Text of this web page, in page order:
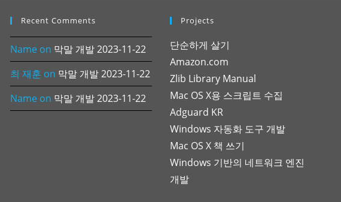
Recent Comments
Name on 막말 개발 2023-11-22
최 재훈 on 막말 개발 2023-11-22
Name on 막말 개발 2023-11-22
Projects
단순하게 살기
Amazon.com
Zlib Library Manual
Mac OS X용 스크립트 수집
Adguard KR
Windows 자동화 도구 개발
Mac OS X 책 쓰기
Windows 기반의 네트워크 엔진
개발